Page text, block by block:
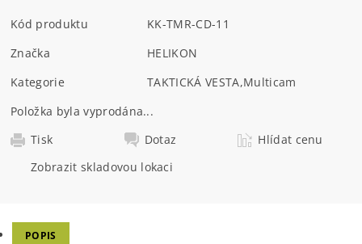
Kód produktu
KK-TMR-CD-11
Značka
HELIKON
Kategorie
TAKTICKÁ VESTA,Multicam
Položka byla vyprodána...
Tisk
Dotaz
Hlídat cenu
Zobrazit skladovou lokaci
POPIS